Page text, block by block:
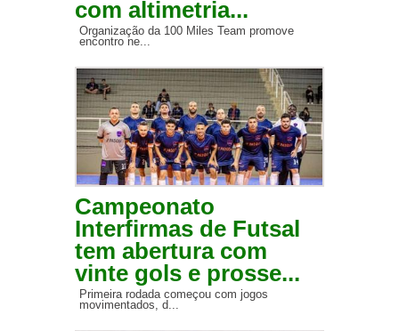
com altimetria...
Organização da 100 Miles Team promove
encontro ne...
Campeonato
Interfirmas de Futsal
tem abertura com
vinte gols e prosse...
Primeira rodada começou com jogos
movimentados, d...